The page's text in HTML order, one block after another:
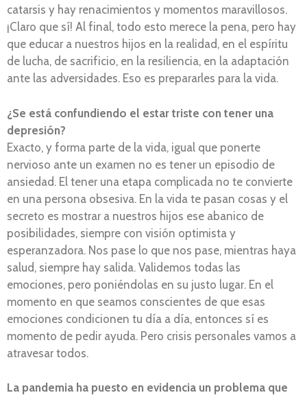
catarsis y hay renacimientos y momentos maravillosos.
¡Claro que sí! Al final, todo esto merece la pena, pero hay
que educar a nuestros hijos en la realidad, en el espíritu
de lucha, de sacrificio, en la resiliencia, en la adaptación
ante las adversidades. Eso es prepararles para la vida.
¿Se está confundiendo el estar triste con tener una
depresión?
Exacto, y forma parte de la vida, igual que ponerte
nervioso ante un examen no es tener un episodio de
ansiedad. El tener una etapa complicada no te convierte
en una persona obsesiva. En la vida te pasan cosas y el
secreto es mostrar a nuestros hijos ese abanico de
posibilidades, siempre con visión optimista y
esperanzadora. Nos pase lo que nos pase, mientras haya
salud, siempre hay salida. Validemos todas las
emociones, pero poniéndolas en su justo lugar. En el
momento en que seamos conscientes de que esas
emociones condicionen tu día a día, entonces sí es
momento de pedir ayuda. Pero crisis personales vamos a
atravesar todos.
La pandemia ha puesto en evidencia un problema que